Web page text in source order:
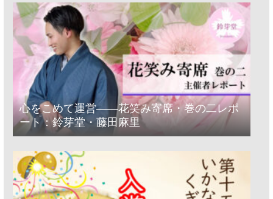
心をこめて運営――花笑み寄席・巻の二レポ
ート：鈴芽堂・藤田麻里